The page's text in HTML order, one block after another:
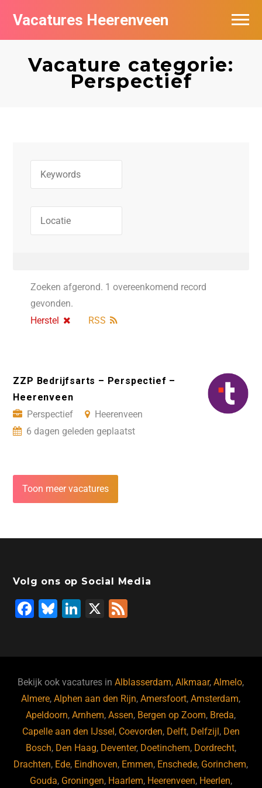
Vacatures Heerenveen
Vacature categorie:
Perspectief
Zoeken afgerond. 1 overeenkomend record
gevonden.
Herstel
RSS
ZZP Bedrijfsarts – Perspectief –
Heerenveen
Perspectief
Heerenveen
6 dagen geleden geplaatst
Toon meer vacatures
Volg ons op Social Media
F
b
o
o
k
Bl
ky
Li
dI
n
X
Bekijk ook vacatures inAlblasserdam,Alkmaar,Almelo,
Almere,Alphen aan den Rijn,Amersfoort,Amsterdam,
Apeldoorn,Arnhem,Assen, Bergen op Zoom, Breda,
Capelle aan den IJssel , Coevorden, Delft, Delfzijl , Den
Bosch, Den Haag, Deventer, Doetinchem, Dordrecht,
Drachten, Ede, Eindhoven, Emmen, Enschede, Gorinchem,
Gouda, Groningen, Haarlem, Heerenveen, Heerlen,
Vacatures per bedrijf
De populairste vacatures in Heerenveen